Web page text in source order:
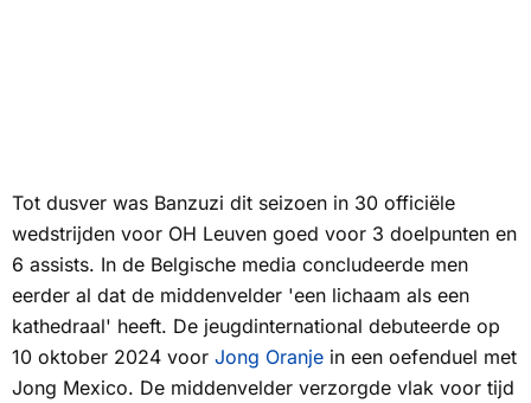
Tot dusver was Banzuzi dit seizoen in 30 officiële
wedstrijden voor OH Leuven goed voor 3 doelpunten en
6 assists. In de Belgische media concludeerde men
eerder al dat de middenvelder 'een lichaam als een
kathedraal' heeft. De jeugdinternational debuteerde op
10 oktober 2024 voor Jong Oranje in een oefenduel met
Jong Mexico. De middenvelder verzorgde vlak voor tijd